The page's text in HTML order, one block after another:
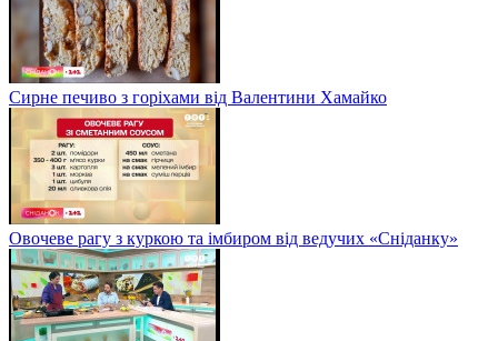
Сирне печиво з горіхами від Валентини Хамайко
Овочеве рагу з куркою та імбиром від ведучих «Сніданку»